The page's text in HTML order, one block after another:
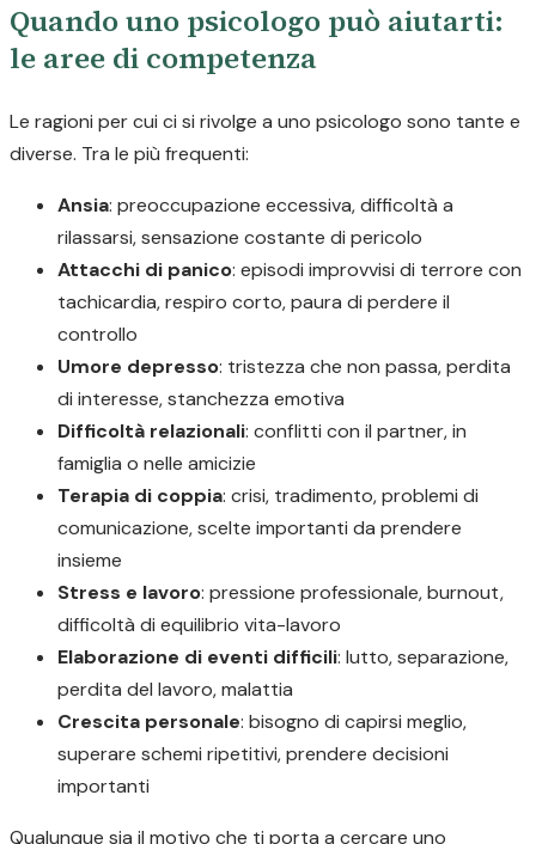
Quando uno psicologo può aiutarti:
le aree di competenza
Le ragioni per cui ci si rivolge a uno psicologo sono tante e
diverse. Tra le più frequenti:
Ansia: preoccupazione eccessiva, difficoltà a
rilassarsi, sensazione costante di pericolo
Attacchi di panico: episodi improvvisi di terrore con
tachicardia, respiro corto, paura di perdere il
controllo
Umore depresso: tristezza che non passa, perdita
di interesse, stanchezza emotiva
Difficoltà relazionali: conflitti con il partner, in
famiglia o nelle amicizie
Terapia di coppia: crisi, tradimento, problemi di
comunicazione, scelte importanti da prendere
insieme
Stress e lavoro: pressione professionale, burnout,
difficoltà di equilibrio vita-lavoro
Elaborazione di eventi difficili: lutto, separazione,
perdita del lavoro, malattia
Crescita personale: bisogno di capirsi meglio,
superare schemi ripetitivi, prendere decisioni
importanti
Qualunque sia il motivo che ti porta a cercare uno